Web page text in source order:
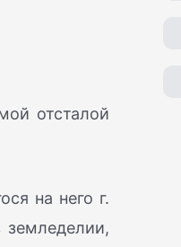
отсталой
на него г.
земледелии,